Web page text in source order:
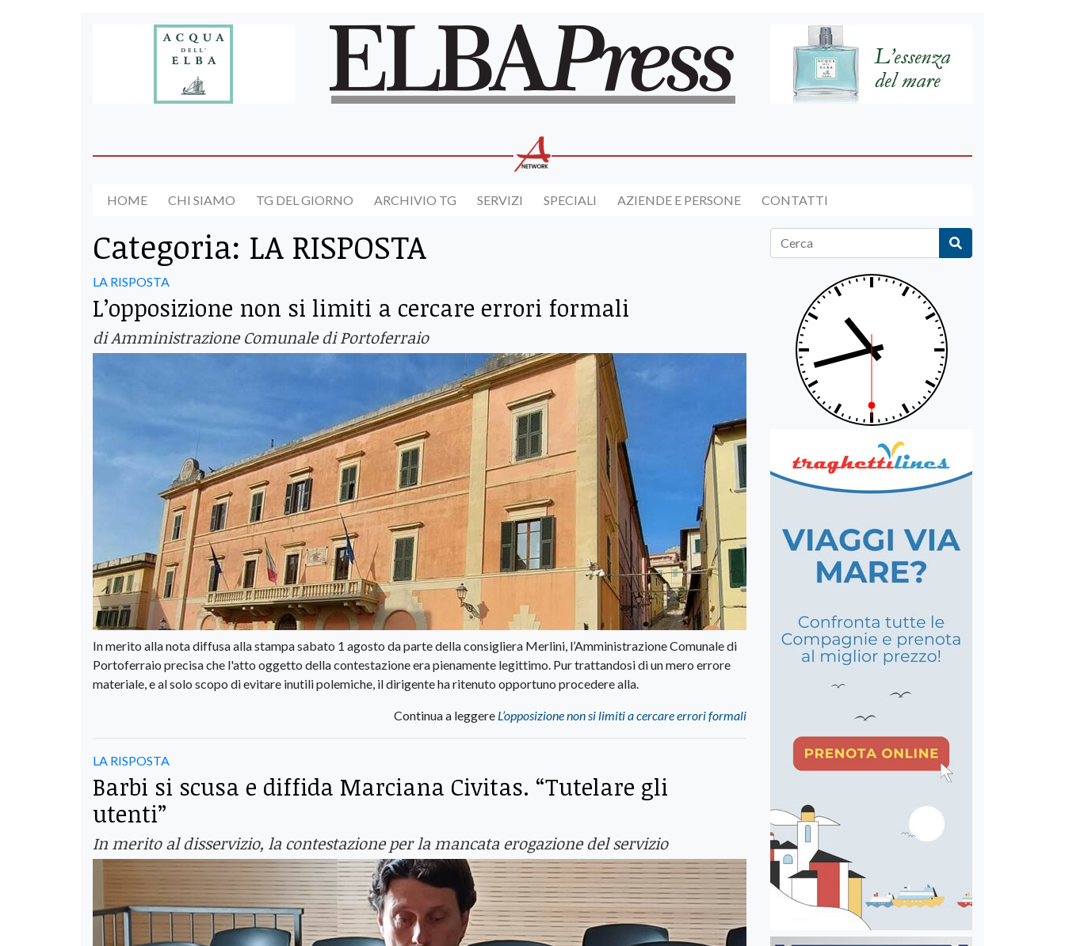
HOME CHI SIAMO TG DEL GIORNO ARCHIVIO TG SERVIZI SPECIALI AZIENDE E PERSONE CONTATTI
Categoria: LA RISPOSTA
LA RISPOSTA
L’opposizione non si limiti a cercare errori formali
di Amministrazione Comunale di Portoferraio
In merito alla nota diffusa alla stampa sabato 1 agosto da parte della consigliera Merlini, l’Amministrazione Comunale di
Portoferraio precisa che l'atto oggetto della contestazione era pienamente legittimo. Pur trattandosi di un mero errore
materiale, e al solo scopo di evitare inutili polemiche, il dirigente ha ritenuto opportuno procedere alla.
Continua a leggere L’opposizione non si limiti a cercare errori formali
LA RISPOSTA
Barbi si scusa e diffida Marciana Civitas. “Tutelare gli
utenti”
In merito al disservizio, la contestazione per la mancata erogazione del servizio